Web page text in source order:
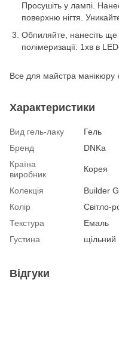
Просушіть у лампі.
поверхню нігтя.
Обпиляйте, нанесіть
полімеризації: 1хв в
Все для майстра манікюру
Характеристики
Вид гель-лаку
Гель
Бренд
DNKa
Країна
виробник
Корея
Колекція
Builder
Колір
Світло-
Текстура
Емаль
Густина
щільний
Відгуки